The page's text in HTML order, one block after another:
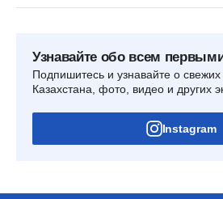
Узнавайте обо всем
Подпишитесь и узнавайте о свежих
Казахстана, фото, видео и других
Instagram